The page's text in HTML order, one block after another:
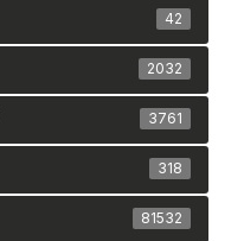
42
2032
3761
318
81532